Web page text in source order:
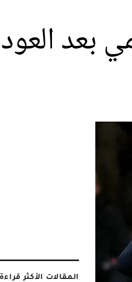
بعد
المقالات الأكثر قراءة